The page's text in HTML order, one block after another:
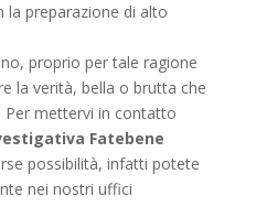
la preparazione di alto
proprio per tale ragione
la verità, bella o brutta che
Per mettervi in contatto
Fatebene
possibilità, infatti potete
nei nostri uffici